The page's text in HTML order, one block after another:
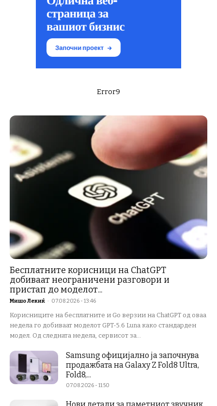
Error9
Бесплатните корисници на ChatGPT
добиваат неограничени разговори и
пристап до моделот...
Мишо Лекиќ - 07.08.2026 - 13:46
Корисниците на бесплатните и Go верзии на ChatGPT од оваа
недела го добиваат моделот GPT-5.6 Luna како стандарден
модел. Од следната недела, сервисот за...
Samsung официјално ја започнува
продажбата на Galaxy Z Fold8 Ultra,
Fold8,...
07.08.2026 - 11:50